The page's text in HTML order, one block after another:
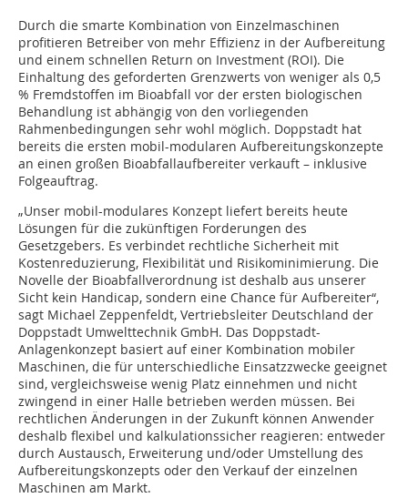
Durch die smarte Kombination von Einzelmaschinen
profitieren Betreiber von mehr Effizienz in der Aufbereitung
und einem schnellen Return on Investment (ROI). Die
Einhaltung des geforderten Grenzwerts von weniger als 0,5
% Fremdstoffen im Bioabfall vor der ersten biologischen
Behandlung ist abhängig von den vorliegenden
Rahmenbedingungen sehr wohl möglich. Doppstadt hat
bereits die ersten mobil-modularen Aufbereitungskonzepte
an einen großen Bioabfallaufbereiter verkauft – inklusive
Folgeauftrag.
„Unser mobil-modulares Konzept liefert bereits heute
Lösungen für die zukünftigen Forderungen des
Gesetzgebers. Es verbindet rechtliche Sicherheit mit
Kostenreduzierung, Flexibilität und Risikominimierung. Die
Novelle der Bioabfallverordnung ist deshalb aus unserer
Sicht kein Handicap, sondern eine Chance für Aufbereiter“,
sagt Michael Zeppenfeldt, Vertriebsleiter Deutschland der
Doppstadt Umwelttechnik GmbH. Das Doppstadt-
Anlagenkonzept basiert auf einer Kombination mobiler
Maschinen, die für unterschiedliche Einsatzzwecke geeignet
sind, vergleichsweise wenig Platz einnehmen und nicht
zwingend in einer Halle betrieben werden müssen. Bei
rechtlichen Änderungen in der Zukunft können Anwender
deshalb flexibel und kalkulationssicher reagieren: entweder
durch Austausch, Erweiterung und/oder Umstellung des
Aufbereitungskonzepts oder den Verkauf der einzelnen
Maschinen am Markt.